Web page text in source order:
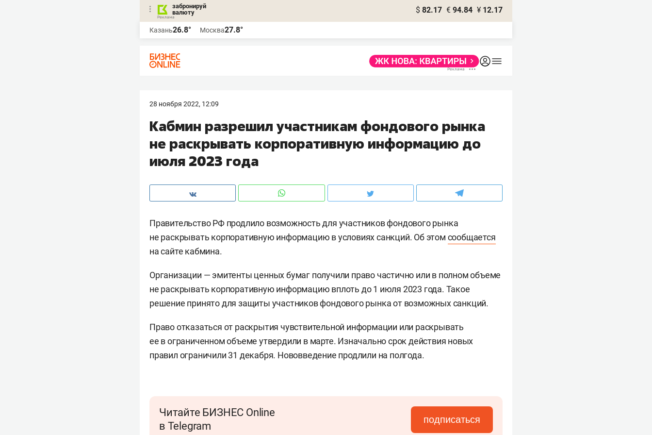
забронируй
валюту
$ 82.17 € 94.84 ¥ 12.17
Казань26.8° Москва27.8°
28 ноября 2022, 12:09
Кабмин разрешил участникам фондового рынка
не раскрывать корпоративную информацию до
июля 2023 года
Правительство РФ продлило возможность для участников фондового рынка
не раскрывать корпоративную информацию в условиях санкций. Об этом сообщается
на сайте кабмина.
Организации — эмитенты ценных бумаг получили право частично или в полном объеме
не раскрывать корпоративную информацию вплоть до 1 июля 2023 года. Такое
решение принято для защиты участников фондового рынка от возможных санкций.
Право отказаться от раскрытия чувствительной информации или раскрывать
ее в ограниченном объеме утвердили в марте. Изначально срок действия новых
правил ограничили 31 декабря. Нововведение продлили на полгода.
Читайте БИЗНЕС Online
в Telegram
подписаться